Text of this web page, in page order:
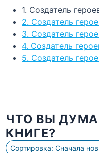
1. Создатель
2. Создатель
3. Создатель
4. Создатель
5. Создатель
ЧТО ВЫ
КНИГЕ?
Сортировка: Сначала